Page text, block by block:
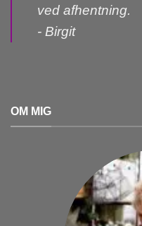
ved afhentning.
- Birgit
OM MIG